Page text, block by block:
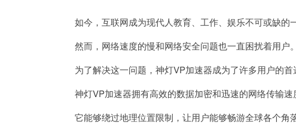
如今，互联网成为现代人教育、工作、娱乐不可或缺的一
然而，网络速度的慢和网络安全问题也一直困扰着用户。
为了解决这一问题，神灯VP加速器成为了许多用户的首
神灯VP加速器拥有高效的数据加密和迅速的网络传输速
它能够绕过地理位置限制，让用户能够畅游全球各个角落